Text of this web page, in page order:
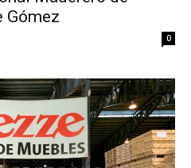
Gómez
0